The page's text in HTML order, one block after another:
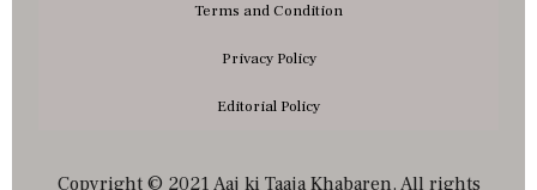
Terms and Condition
Privacy Policy
Editorial Policy
Copyright © 2021 Aaj ki Taaja Khabaren. All rights